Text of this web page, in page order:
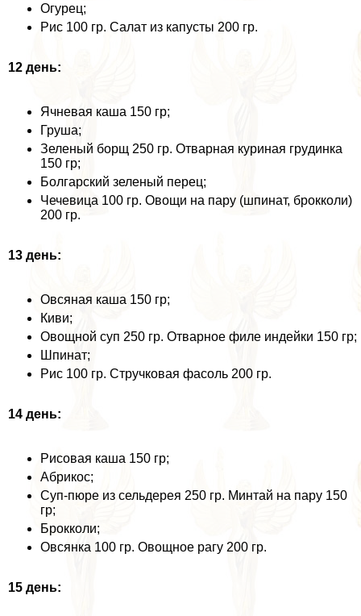
Огурец;
Рис 100 гр. Салат из капусты 200 гр.
12 день:
Ячневая каша 150 гр;
Груша;
Зеленый борщ 250 гр. Отварная куриная гpyдинка
150 гр;
Болгарский зеленый перец;
Чечевица 100 гр. Овощи на пару (шпинат, брокколи)
200 гр.
13 день:
Овсяная каша 150 гр;
Киви;
Овощной суп 250 гр. Отварное филе индейки 150 гр;
Шпинат;
Рис 100 гр. Стручковая фасоль 200 гр.
14 день:
Рисовая каша 150 гр;
Абрикос;
Суп-пюре из сельдерея 250 гр. Минтай на пару 150
гр;
Брокколи;
Овсянка 100 гр. Овощное рагу 200 гр.
15 день: